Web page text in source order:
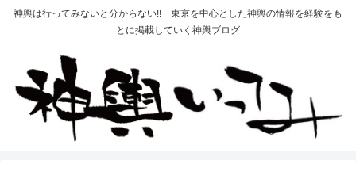
神輿は行ってみないと分からない!! 東京を中心とした神輿の情報を経験をも
とに掲載していく神輿ブログ